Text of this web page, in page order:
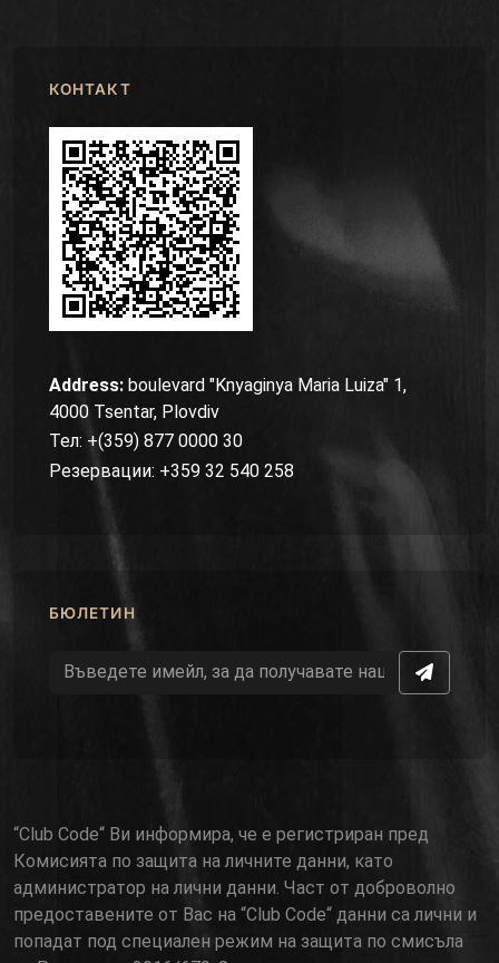
КОНТАКТ
Address: boulevard "Knyaginya Maria Luiza" 1,
4000 Tsentar, Plovdiv
Тел: +(359) 877 0000 30
Резервации: +359 32 540 258
БЮЛЕТИН
“Club Code“ Ви информира, че е регистриран пред
Комисията по защита на личните данни, като
администратор на лични данни. Част от доброволно
предоставените от Вас на “Club Code“ данни са лични и
попадат под специален режим на защита по смисъла